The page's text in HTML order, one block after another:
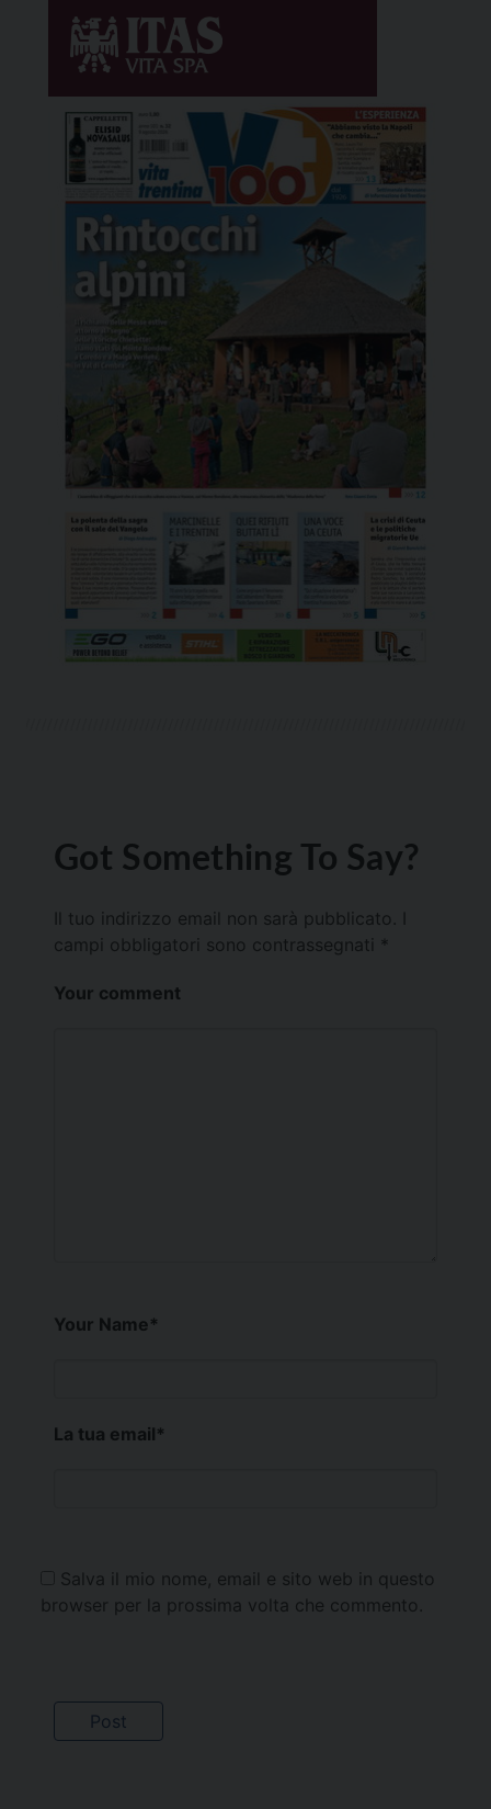
Got Something To Say?
Il tuo indirizzo email non sarà pubblicato.
campi obbligatori sono contrassegnati *
Your comment
Your Name*
La tua email*
Salva il mio nome, email e sito web in questo
browser per la prossima volta che commento.